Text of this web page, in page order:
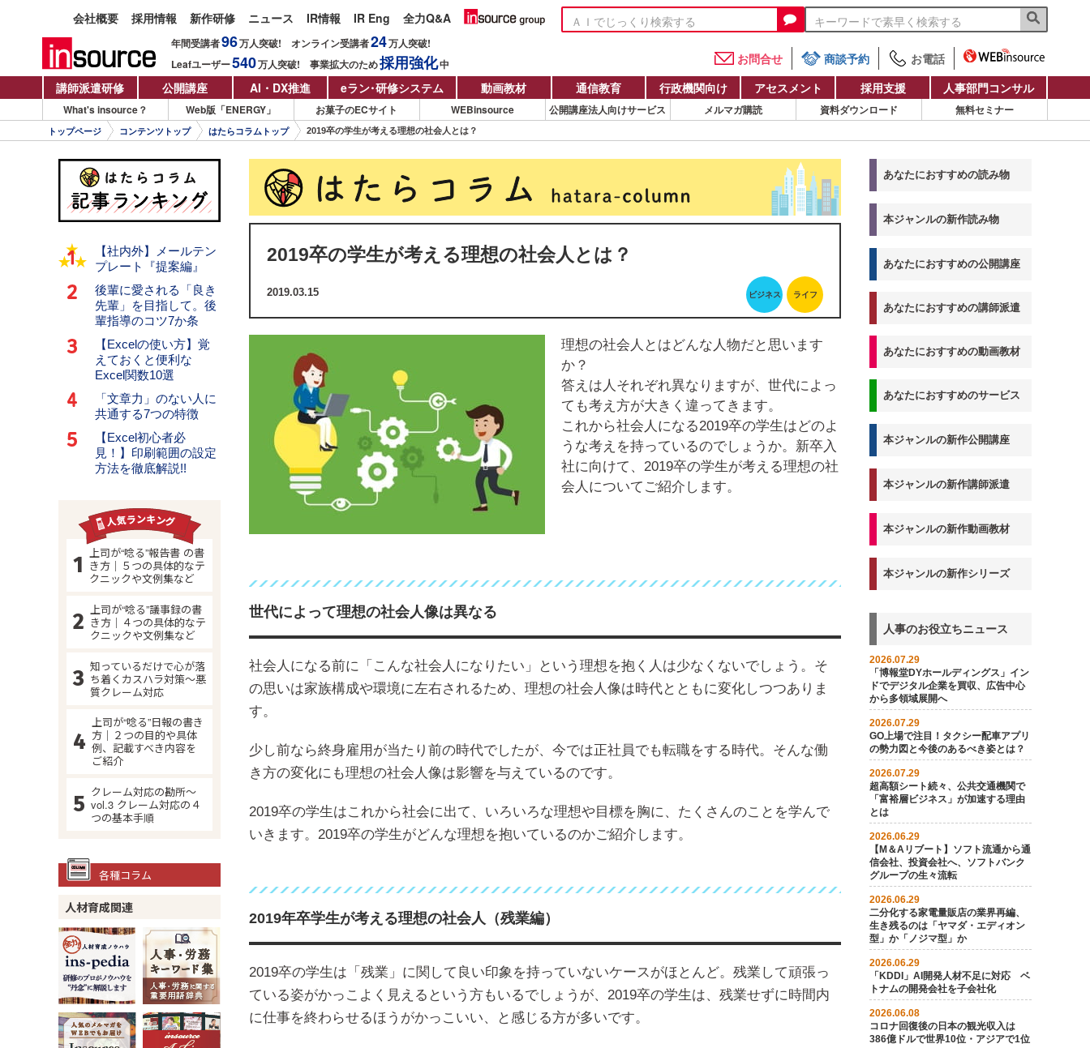
会社概要 採用情報 新作研修 ニュース IR情報 IR Eng 全力Q&A
年間受講者96万人突破! オンライン受講者24万人突破!
Leafユーザー540万人突破! 事業拡大のため採用強化中 お問合せ 商談予約
お電話
講師派遣研修
公開講座 AI・DX推進 eラン・研修システム 動画教材 通信教育 行政機関向け アセスメント 採用支援 人事部門コンサル
What's insource？ Web版「ENERGY」 お菓子のECサイト WEBinsource 公開講座法人向けサービス メルマガ購読 資料ダウンロード 無料セミナー
トップページ コンテンツトップ はたらコラムトップ 2019卒の学生が考える理想の社会人とは？
2019卒の学生が考える理想の社会人とは？
2019.03.15 ビジネス ライフ
理想の社会人とはどんな人物だと思います
か？
答えは人それぞれ異なりますが、世代によっ
ても考え方が大きく違ってきます。
これから社会人になる2019卒の学生はどのよ
うな考えを持っているのでしょうか。新卒入
社に向けて、2019卒の学生が考える理想の社
会人についてご紹介します。
世代によって理想の社会人像は異なる
社会人になる前に「こんな社会人になりたい」という理想を抱く人は少なくないでしょう。そ
の思いは家族構成や環境に左右されるため、理想の社会人像は時代とともに変化しつつありま
す。
少し前なら終身雇用が当たり前の時代でしたが、今では正社員でも転職をする時代。そんな働
き方の変化にも理想の社会人像は影響を与えているのです。
2019卒の学生はこれから社会に出て、いろいろな理想や目標を胸に、たくさんのことを学んで
いきます。2019卒の学生がどんな理想を抱いているのかご紹介します。
2019年卒学生が考える理想の社会人（残業編）
2019卒の学生は「残業」に関して良い印象を持っていないケースがほとんど。残業して頑張っ
ている姿がかっこよく見えるという方もいるでしょうが、2019卒の学生は、残業せずに時間内
に仕事を終わらせるほうがかっこいい、と感じる方が多いです。
あなたにおすすめの読み物
本ジャンルの新作読み物
あなたにおすすめの公開講座
あなたにおすすめの講師派遣
あなたにおすすめの動画教材
あなたにおすすめのサービス
本ジャンルの新作公開講座
本ジャンルの新作講師派遣
本ジャンルの新作動画教材
本ジャンルの新作シリーズ
人事のお役立ちニュース
2026.07.29
「博報堂DYホールディングス」イン
ドでデジタル企業を買収、広告中心
から多領域展開へ
2026.07.29
GO上場で注目！タクシー配車アプリ
の勢力図と今後のあるべき姿とは？
2026.07.29
超高額シート続々、公共交通機関で
「富裕層ビジネス」が加速する理由
とは
2026.06.29
【M＆Aリブート】ソフト流通から通
信会社、投資会社へ、ソフトバンク
グループの生々流転
2026.06.29
二分化する家電量販店の業界再編、
生き残るのは「ヤマダ・エディオン
型」か「ノジマ型」か
2026.06.29
「KDDI」AI開発人材不足に対応 ベ
トナムの開発会社を子会社化
2026.06.08
コロナ回復後の日本の観光収入は
386億ドルで世界10位・アジアで1位
【社内外】メールテン
プレート『提案編』
後輩に愛される「良き
先輩」を目指して。後
輩指導のコツ7か条
【Excelの使い方】覚
えておくと便利な
Excel関数10選
「文章力」のない人に
共通する7つの特徴
【Excel初心者必
見！】印刷範囲の設定
方法を徹底解説!!
上司が“唸る”報告書 の書
き方｜５つの具体的なテ
クニックや文例集など
上司が“唸る”議事録の書
き方｜４つの具体的なテ
クニックや文例集など
知っているだけで心が落
ち着くカスハラ対策～悪
質クレーム対応
上司が“唸る”日報の書き
方｜２つの目的や具体
例、記載すべき内容を
ご紹介
クレーム対応の勘所～
vol.3 クレーム対応の４
つの基本手順
各種コラム
人材育成関連